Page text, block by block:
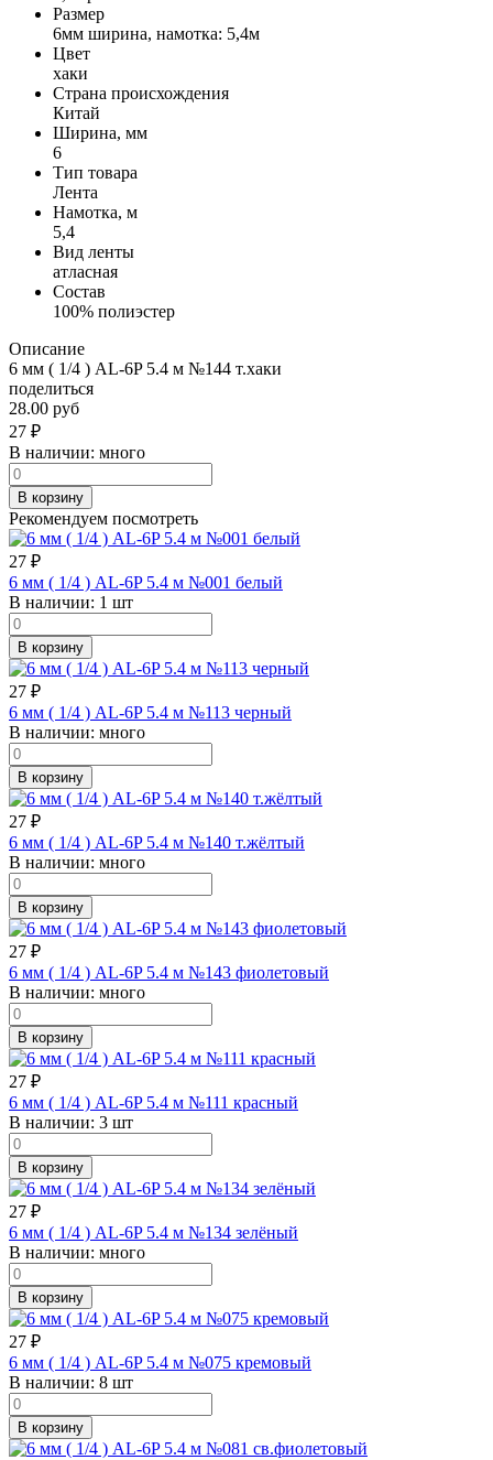
Размер
6мм ширина, намотка: 5,4м
Цвет
хаки
Страна происхождения
Китай
Ширина, мм
6
Тип товара
Лента
Намотка, м
5,4
Вид ленты
атласная
Состав
100% полиэстер
Описание
6 мм ( 1/4 ) AL-6P 5.4 м №144 т.хаки
поделиться
28.00 руб
27 ₽
В наличии: много
В корзину
Рекомендуем посмотреть
27 ₽
6 мм ( 1/4 ) AL-6P 5.4 м №001 белый
В наличии: 1 шт
В корзину
27 ₽
6 мм ( 1/4 ) AL-6P 5.4 м №113 черный
В наличии: много
В корзину
27 ₽
6 мм ( 1/4 ) AL-6P 5.4 м №140 т.жёлтый
В наличии: много
В корзину
27 ₽
6 мм ( 1/4 ) AL-6P 5.4 м №143 фиолетовый
В наличии: много
В корзину
27 ₽
6 мм ( 1/4 ) AL-6P 5.4 м №111 красный
В наличии: 3 шт
В корзину
27 ₽
6 мм ( 1/4 ) AL-6P 5.4 м №134 зелёный
В наличии: много
В корзину
27 ₽
6 мм ( 1/4 ) AL-6P 5.4 м №075 кремовый
В наличии: 8 шт
В корзину